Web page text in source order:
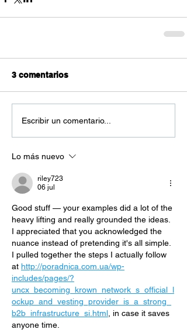
3 comentarios
Escribir un comentario...
Lo más nuevo
riley723
06 jul
Good stuff — your examples did a lot of the
heavy lifting and really grounded the ideas.
I appreciated that you acknowledged the
nuance instead of pretending it's all simple.
I pulled together the steps I actually follow
at http://poradnica.com.ua/wp-
includes/pages/?
uncx_becoming_krown_network_s_official_l
ockup_and_vesting_provider_is_a_strong_
b2b_infrastructure_si.html, in case it saves
anyone time.